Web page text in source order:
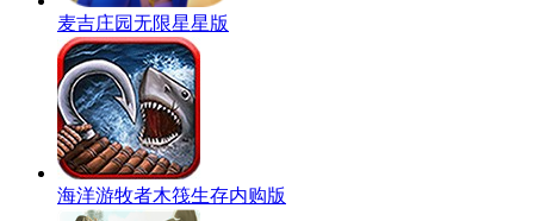
麦吉庄园无限星星版
海洋游牧者木筏生存内购版